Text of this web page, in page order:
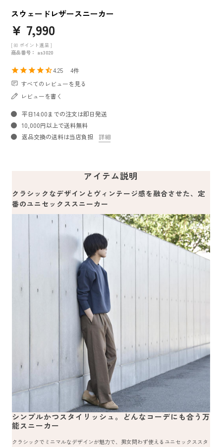
スウェードレザースニーカー
¥ 7,990
[ 80 ポイント進呈 ]
商品番号
as3020
4.25
4
すべてのレビューを見る
レビューを書く
平日14:00までの注文は即日発送
10,000円以上で送料無料
返品交換の送料は当店負担
詳細
アイテム説明
クラシックなデザインとヴィンテージ感を融合させた、定
番のユニセックススニーカー
シンプルかつスタイリッシュ。どんなコーデにも合う万
能スニーカー
クラシックでミニマルなデザインが魅力で、男女問わず使えるユニセックススタ